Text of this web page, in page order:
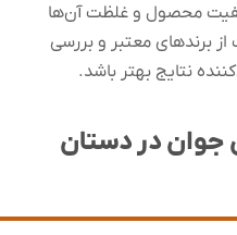
محصول و غلظت آن‌ها
برندهای معتبر و بررسی
نتایج بهتر باشد.
جوان در دستان